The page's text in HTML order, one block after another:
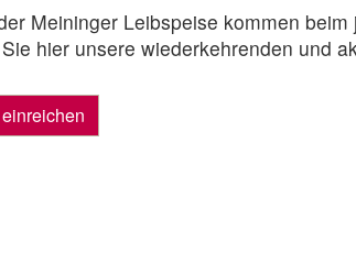
Meininger Leibspeise kommen
hier unsere wiederkehrenden und